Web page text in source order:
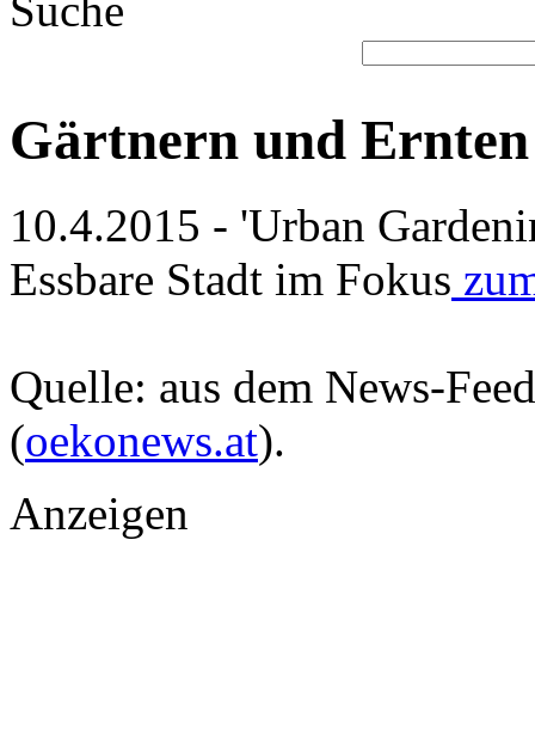
Gärtnern und
10.4.2015 - 'Urban
Essbare Stadt im Fokus
Quelle: aus dem News-
(oekonews.at).
Anzeigen